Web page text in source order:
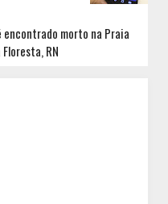
encontrado morto na Praia
RN